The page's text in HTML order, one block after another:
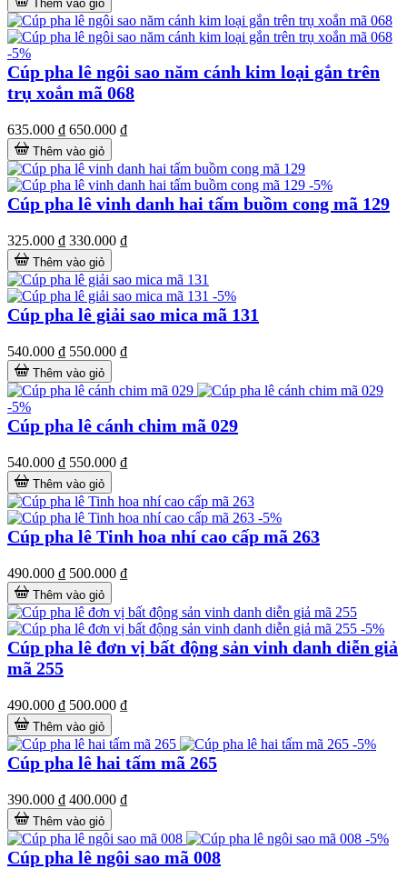
Thêm vào giỏ
-5%
Cúp pha lê ngôi sao năm cánh kim loại gắn trên
trụ xoắn mã 068
635.000 ₫ 650.000 ₫
Thêm vào giỏ
-5%
Cúp pha lê vinh danh hai tấm buồm cong mã 129
325.000 ₫ 330.000 ₫
Thêm vào giỏ
-5%
Cúp pha lê giải sao mica mã 131
540.000 ₫ 550.000 ₫
Thêm vào giỏ
-5%
Cúp pha lê cánh chim mã 029
540.000 ₫ 550.000 ₫
Thêm vào giỏ
-5%
Cúp pha lê Tinh hoa nhí cao cấp mã 263
490.000 ₫ 500.000 ₫
Thêm vào giỏ
-5%
Cúp pha lê đơn vị bất động sản vinh danh diễn giả
mã 255
490.000 ₫ 500.000 ₫
Thêm vào giỏ
-5%
Cúp pha lê hai tấm mã 265
390.000 ₫ 400.000 ₫
Thêm vào giỏ
-5%
Cúp pha lê ngôi sao mã 008